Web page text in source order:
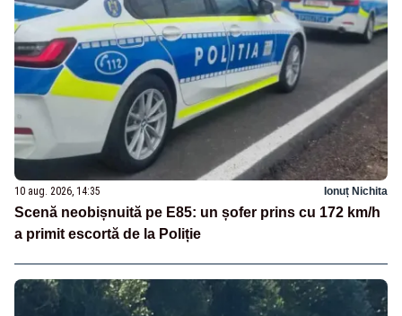
10 aug. 2026, 14:35 Ionuț Nichita
Scenă neobișnuită pe E85: un șofer prins cu 172 km/h
a primit escortă de la Poliție